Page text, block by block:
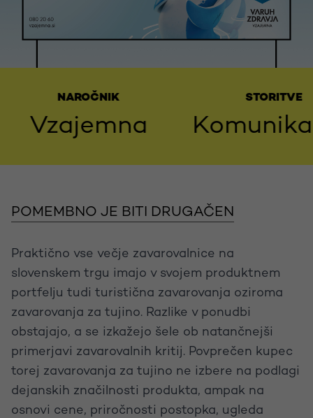
NAROČNIK
Vzajemna
STORITVE
POMEMBNO JE BITI DRUGAČEN
Praktično vse večje zavarovalnice na
slovenskem trgu imajo v svojem produktnem
portfelju tudi turistična zavarovanja oziroma
zavarovanja za tujino. Razlike v ponudbi
obstajajo, a se izkažejo šele ob natančnejši
primerjavi zavarovalnih kritij. Povprečen kupec
torej zavarovanja za tujino ne izbere na podlagi
dejanskih značilnosti produkta, ampak na
osnovi cene, priročnosti postopka, ugleda